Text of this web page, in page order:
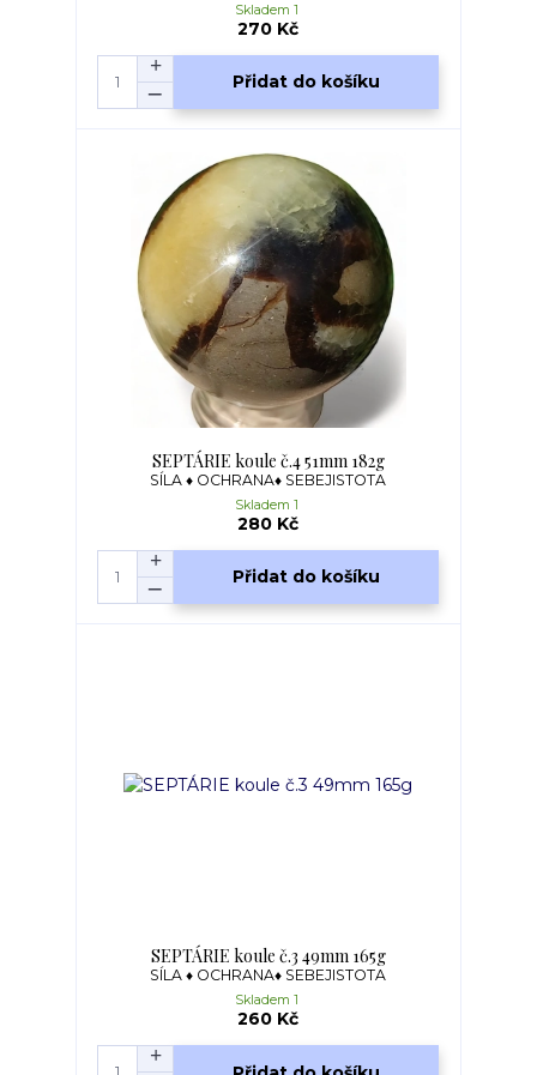
270 Kč
Skladem 1
Přidat do košíku
SEPTÁRIE koule č.4 51mm 182g
SÍLA ♦ OCHRANA♦ SEBEJISTOTA
280 Kč
Skladem 1
Přidat do košíku
SEPTÁRIE koule č.3 49mm 165g
SÍLA ♦ OCHRANA♦ SEBEJISTOTA
260 Kč
Skladem 1